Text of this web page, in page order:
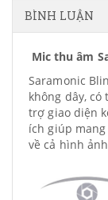
BÌNH LUẬN
Mic thu âm
Saramonic
không dây,
trợ giao diện
ích giúp
về cả hình